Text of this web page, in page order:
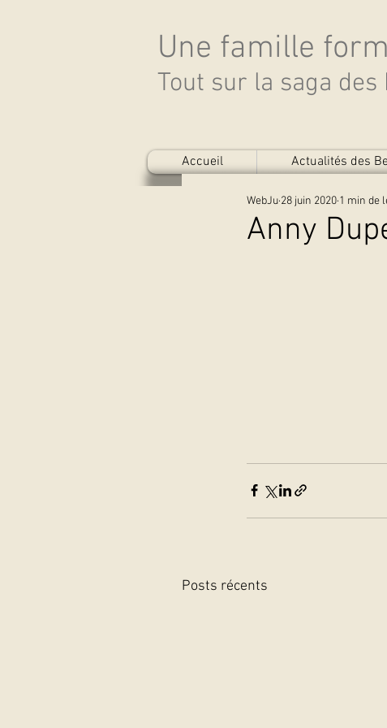
Une famille
Tout sur la saga des
Accueil Actualités des
Anny
WebJu 28 juin 2020 1 min de
Posts récents